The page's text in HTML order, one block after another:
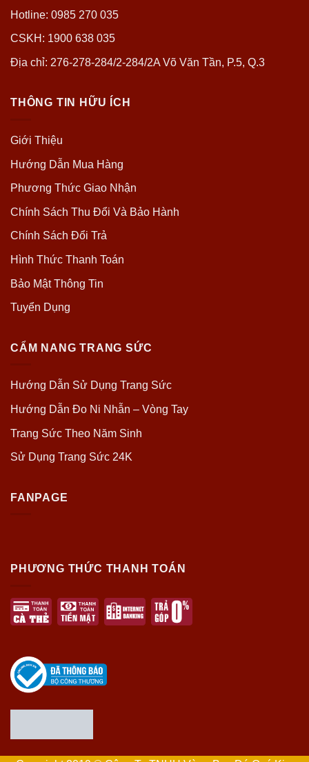
Hotline: 0985 270 035
CSKH: 1900 638 035
Địa chỉ: 276-278-284/2-284/2A Võ Văn Tần, P.5, Q.3
THÔNG TIN HỮU ÍCH
Giới Thiệu
Hướng Dẫn Mua Hàng
Phương Thức Giao Nhận
Chính Sách Thu Đổi Và Bảo Hành
Chính Sách Đổi Trả
Hình Thức Thanh Toán
Bảo Mật Thông Tin
Tuyển Dụng
CẨM NANG TRANG SỨC
Hướng Dẫn Sử Dụng Trang Sức
Hướng Dẫn Đo Ni Nhẫn – Vòng Tay
Trang Sức Theo Năm Sinh
Sử Dụng Trang Sức 24K
FANPAGE
PHƯƠNG THỨC THANH TOÁN